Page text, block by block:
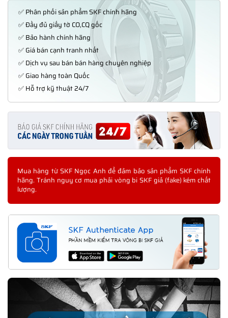
✅ Phân phối sản phẩm SKF chính hãng
✅ Đầy đủ giấy tờ CO,CQ gốc
✅ Bảo hành chính hãng
✅ Giá bán cạnh tranh nhất
✅ Dịch vụ sau bán bán hàng chuyên nghiệp
✅ Giao hàng toàn Quốc
✅ Hỗ trợ kỹ thuật 24/7
Mua hàng từ SKF Ngọc Anh để đảm bảo sản phẩm SKF chính
hãng. Tránh nguy cơ mua phải vòng bi SKF giả (fake) kém chất
lượng.